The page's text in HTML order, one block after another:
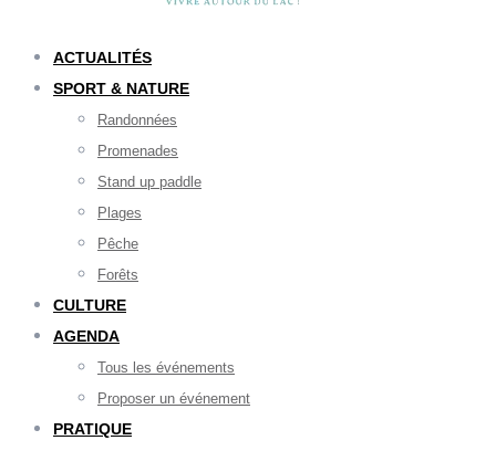
ACTUALITÉS
SPORT & NATURE
Randonnées
Promenades
Stand up paddle
Plages
Pêche
Forêts
CULTURE
AGENDA
Tous les événements
Proposer un événement
PRATIQUE